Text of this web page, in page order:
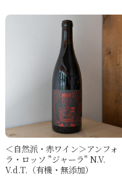
＜自然派・赤ワイン＞アンフォ
ラ・ロッソ "ジャーラ" N.V.
V.d.T.（有機・無添加）